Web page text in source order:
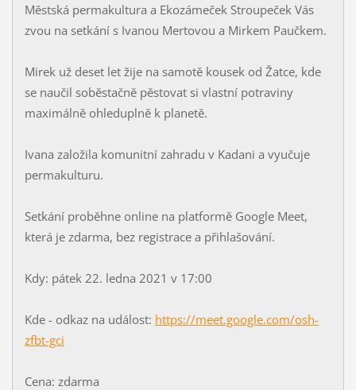
Městská permakultura a Ekozámeček Stroupeček Vás
zvou na setkání s Ivanou Mertovou a Mirkem Paučkem.
Mirek už deset let žije na samotě kousek od Žatce, kde
se naučil soběstačně pěstovat si vlastní potraviny
maximálně ohleduplně k planetě.
Ivana založila komunitní zahradu v Kadani a vyučuje
permakulturu.
Setkání proběhne online na platformě Google Meet,
která je zdarma, bez registrace a přihlašování.
Kdy: pátek 22. ledna 2021 v 17:00
Kde - odkaz na událost: https://meet.google.com/osh-
zfbt-gci
Cena: zdarma